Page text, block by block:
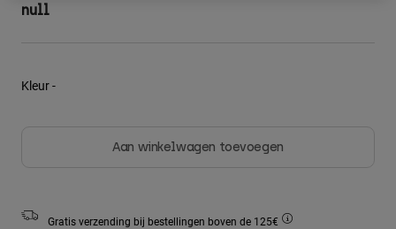
Ontdek MTB
Ontdek MTB
Product Help
Helmet Care Guide
T-shirts
Accessoires
Jackets
null
Kleur -
Aan winkelwagen toevoegen
Gratis verzending bij bestellingen boven de 125€